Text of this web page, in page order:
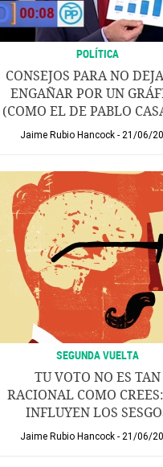
POLÍTICA
CONSEJOS PARA NO
ENGAÑAR POR UN
(COMO EL DE PABLO
Jaime Rubio Hancock 21/06/
SEGUNDA VUELTA
TU VOTO NO ES TAN
RACIONAL COMO
INFLUYEN LOS
Jaime Rubio Hancock 21/06/